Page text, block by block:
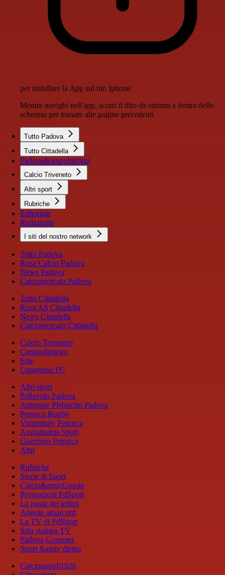
per installare la App sul tuo Iphone.
Mentre navighi nell'app, scorri il dito da sinistra a destra dello
schermo per tornare alle pagine precedenti
Tutto Padova
Tutto Cittadella
Padova&amp;dintorni
Calcio Triveneto
Altri sport
Rubriche
Editoriale
Redazione
I siti del nostro network
Tutto Padova
Rosa Calcio Padova
News Padova
Calciomercato Padova
Tutto Cittadella
Rosa AS Cittadella
News Cittadella
Calciomercato Cittadella
Calcio Triveneto
Campodarsego
Este
Luparense FC
Altri sport
Pallavolo Padova
Antenore Plebiscito Padova
Petrarca Rugby
Vinumitaly Petrarca
Assindustria Sport
Guerriero Petrarca
Altri
Rubriche
Storie di Sport
Calcio&amp;Gossip
Promozioni PdSport
La posta dei lettori
Angolo amarcord
La TV di PdSport
Sala stampa TV
Padova Gourmet
Sport &amp; diritto
Calcionapoli1926